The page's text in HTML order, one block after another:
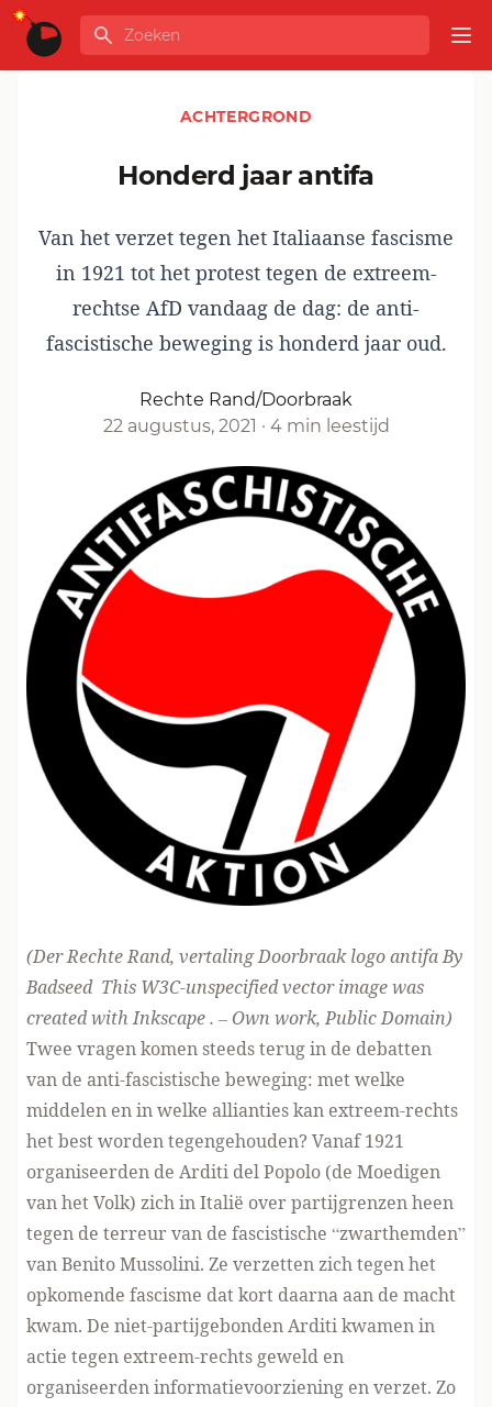
Ga naar de inhoud
GLOBALINFO
Zoeken
ACHTERGROND
Honderd jaar antifa
Van het verzet tegen het Italiaanse fascisme
in 1921 tot het protest tegen de extreem-
rechtse AfD vandaag de dag: de anti-
fascistische beweging is honderd jaar oud.
Rechte Rand/Doorbraak
22 augustus, 2021 · 4 min leestijd
(Der Rechte Rand, vertalingDoorbraaklogo antifa By
Badseed This W3C-unspecified vector image was
created with Inkscape . – Own work, Public Domain)
Twee vragen komen steeds terug in de debatten
van de anti-fascistische beweging: met welke
middelen en in welke allianties kan extreem-rechts
het best worden tegengehouden? Vanaf 1921
organiseerden de Arditi del Popolo (de Moedigen
van het Volk) zich in Italië over partijgrenzen heen
tegen de terreur van de fascistische “zwarthemden”
van Benito Mussolini. Ze verzetten zich tegen het
opkomende fascisme dat kort daarna aan de macht
kwam. De niet-partijgebonden Arditi kwamen in
actie tegen extreem-rechts geweld en
organiseerden informatievoorziening en verzet. Zo